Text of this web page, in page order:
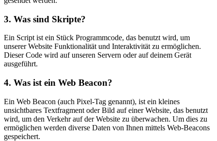
3. Was sind Skripte?
Ein Script ist ein Stück Programmcode, das benutzt wird, um
unserer Website Funktionalität und Interaktivität zu ermöglichen.
Dieser Code wird auf unseren Servern oder auf deinem Gerät
ausgeführt.
4. Was ist ein Web Beacon?
Ein Web Beacon (auch Pixel-Tag genannt), ist ein kleines
unsichtbares Textfragment oder Bild auf einer Website, das benutzt
wird, um den Verkehr auf der Website zu überwachen. Um dies zu
ermöglichen werden diverse Daten von Ihnen mittels Web-Beacons
gespeichert.